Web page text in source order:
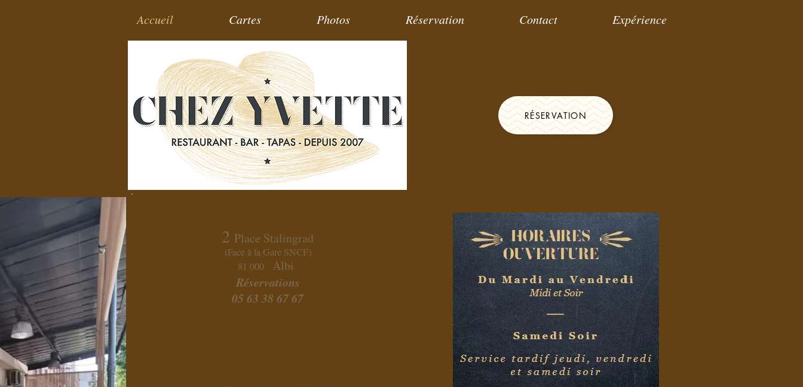
Accueil Cartes Photos Réservation Contact Expérience
RÉSERVATION
2 Place Stalingrad
(Face à la Gare SNCF)
81 000 Albi
Réservations
05 63 38 67 67